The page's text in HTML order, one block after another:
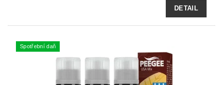
DETAIL
Spotřební daň